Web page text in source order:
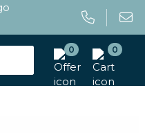
0 0